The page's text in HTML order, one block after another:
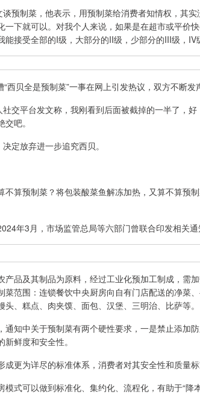
制菜，他表示，用预制菜给消费者知情权，其实
一下就可以。对我个人来说，如果是在超市或平价
接受全部的I级，大部分的II级，少部分的III级，IV
贝全是预制菜”一事在网上引发热议，双方不断发
平台发文称，我刚看到后面被截掉的一半了，好
吧。
放弃进一步追究西贝。
预制菜？将包装酸菜鱼解冻加热，又算不算预制
年3月，市场监管总局等六部门曾联合印发相关通
品及其制品为原料，经过工业化预加工制成，需
菜范围：连锁餐饮中央厨房向自有门店配送的净菜
、糕点、肉夹馍、面包、汉堡、三明治、比萨等。
知中关于预制菜有两个硬性要求，一是禁止添加
鲜度和安全性。
更为详尽的标准体系，消费者对其安全性和质量标
可以做到标准化、集约化、流程化，有助于“降本
-34.08 -0.24% 沪深300